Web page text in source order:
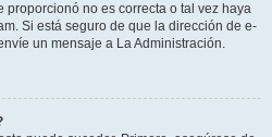
no es correcta o tal vez haya
Si está seguro de que la dirección de e-
un mensaje a La Administración.